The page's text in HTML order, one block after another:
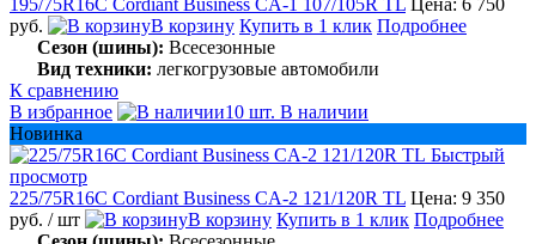
руб.
В корзину Купить в 1 клик Подробнее
Сезон (шины): Всесезонные
Вид техники: легкогрузовые автомобили
К сравнению
В избранное
10 шт. В наличии
Новинка
Быстрый
просмотр
225/75R16C Cordiant Business CA-2 121/120R TL Цена: 9 350
руб. / шт В корзину Купить в 1 клик Подробнее